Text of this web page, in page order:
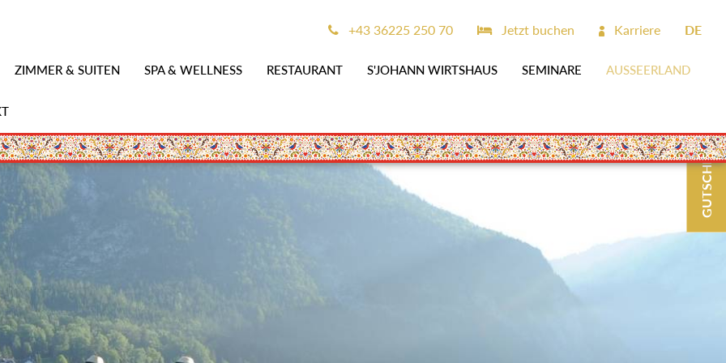
ZIMMER & SUITEN SPA & WELLNESS RESTAURANT S'JOHANN WIRTSHAUS SEMINARE AUSSEERLAND
+43 36225 250 70 Jetzt buchen Karriere DE
GUTSCHEINE